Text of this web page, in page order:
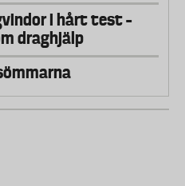
i hårt test –
draghjälp